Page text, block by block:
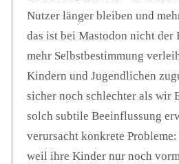
Nutzer länger bleiben und
das ist bei Mastodon nicht der
mehr Selbstbestimmung
Kindern und Jugendlichen
sicher noch schlechter als wir
solch subtile Beeinflussung
verursacht konkrete
weil ihre Kinder nur noch